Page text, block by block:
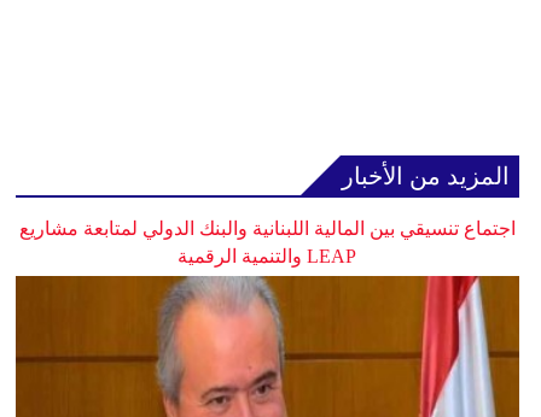
المزيد من الأخبار
اجتماع تنسيقي بين المالية اللبنانية والبنك الدولي لمتابعة مشاريع
LEAP والتنمية الرقمية